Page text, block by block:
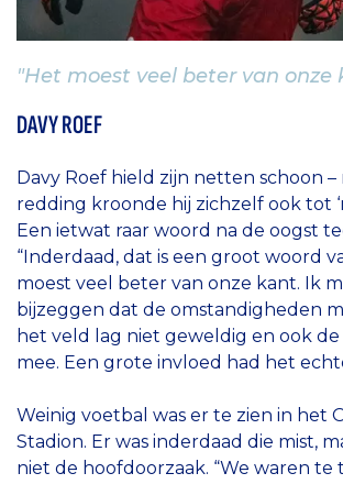
"Het moest veel beter van onze
DAVY ROEF
Davy Roef hield zijn netten schoon
redding kroonde hij zichzelf ook tot
Een ietwat raar woord na de oogst
“Inderdaad, dat is een groot woord
moest veel beter van onze kant. Ik
bijzeggen dat de omstandigheden
het veld lag niet geweldig en ook de
mee. Een grote invloed had het
Weinig voetbal was er te zien in het
Stadion. Er was inderdaad die mist,
niet de hoofdoorzaak. “We waren te